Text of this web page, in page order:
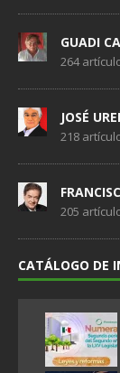
GUADI
264
JOSÉ
218
205
CATÁLOGO DE